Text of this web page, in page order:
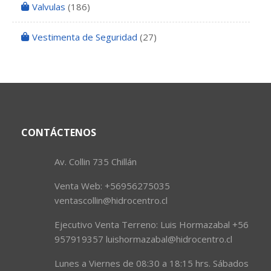
Valvulas (186)
Vestimenta de Seguridad (27)
CONTÁCTENOS
Av. Collin 735 Chillán
Venta Web: +56956275035
ventascollin@hidrocentro.cl
Ejecutivo Venta Terreno: Luis Hormazabal +56
957919357 luishormazabal@hidrocentro.cl
Lunes a Viernes de 08:30 a 18:15 hrs. Sábados